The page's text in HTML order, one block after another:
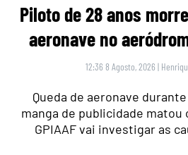
Piloto de 28 anos
aeronave no
12:36 8 Agosto, 2026 |
Queda de aeronave
manga de publicidade matou
GPIAAF vai investigar as